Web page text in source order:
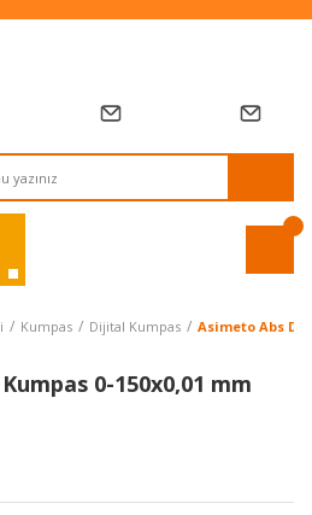
Vade Farksız 2 Taksit!
Kumpas Dijital Kumpas Asimeto Abs
0-150x0,01 mm